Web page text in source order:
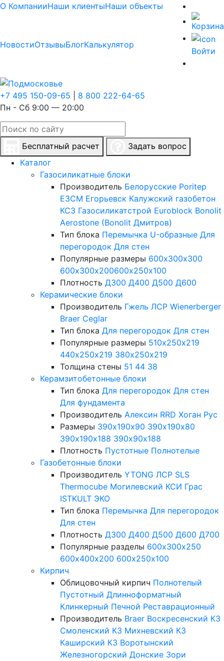
О КомпанииНаши клиентыНаши объекты
НовостиОтзывыБлогКалькулятор
Войти
+7 495 150-09-65
8 800 222-64-65
Пн - Сб 9:00 — 20:00
Бесплатный расчет
Задать вопрос
Каталог
Газосиликатные блоки
Производитель Белорусские Poritep
ЕЗСМ Егорьевск Калужский газобетон
КСЗ Газосиликатстрой Euroblock Bonolit
Aerostone (Bonolit Дмитров)
Тип блока Перемычка U-образные Для
перегородок Для стен
Популярные размеры 600х300х300
600х300х200600х250х100
Плотность Д300 Д400 Д500 Д600
Керамические блоки
Производитель Гжель ЛСР Wienerberger
Braer Ceglar
Тип блока Для перегородок Для стен
Популярные размеры 510х250х219
440х250х219 380х250х219
Толщина стены 51 44 38
Керамзитобетонные блоки
Тип блока Для перегородок Для стен
Для фундамента
Производитель Алексин RRD Хоган Рус
Размеры 390х190х90 390х190х80
390х190х188 390х90х188
Плотность Пустотные Полнотелые
Газобетонные блоки
Производитель YTONG ЛСР SLS
Thermocube Могилевский КСИ Грас
ISTKULT ЭКО
Тип блока Перемычка Для перегородок
Для стен
Плотность Д300 Д400 Д500 Д600 Д700
Популярные разделы 600х300х250
600х400х200 600х250х100
Кирпич
Облицовочный кирпич Полнотелый
Пустотный Длинноформатный
Клинкерный Печной Реставрационный
Производитель Braer Воскресенский КЗ
Смоленский КЗ Михневский КЗ
Каширский КЗ Воротынский
Железногорский Донские Зори